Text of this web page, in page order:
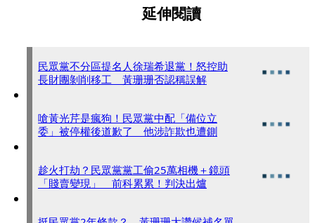
延伸閱讀
民眾黨不分區提名人徐瑞希退黨！怒控助
長財團剝削移工 黃珊珊否認稱誤解
嗆黃光芹是瘋狗！民眾黨中配「備位立
委」被停權後道歉了 他涉詐欺也遭鍘
趁火打劫？民眾黨黨工偷25萬相機＋鏡頭
「賤賣變現」 前科累累！判決出爐